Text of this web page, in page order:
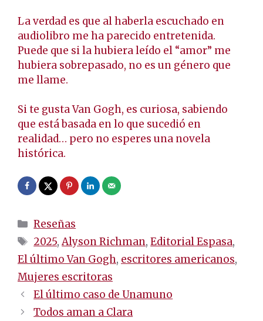
La verdad es que al haberla escuchado en
audiolibro me ha parecido entretenida.
Puede que si la hubiera leído el “amor” me
hubiera sobrepasado, no es un género que
me llame.
Si te gusta Van Gogh, es curiosa, sabiendo
que está basada en lo que sucedió en
realidad… pero no esperes una novela
histórica.
Categorías
Reseñas
Etiquetas
2025,Alyson Richman,Editorial Espasa,
El último Van Gogh, escritores americanos,
Mujeres escritoras
Navegación
de
El último caso de Unamuno
Todos aman a Clara